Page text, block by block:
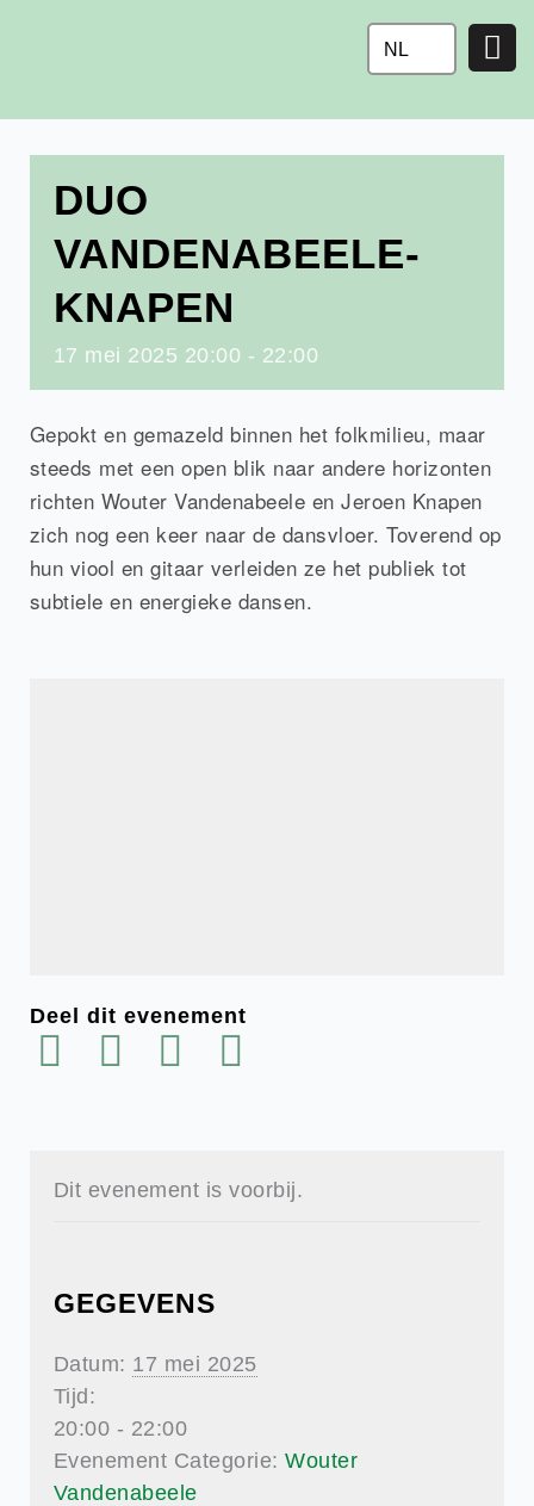
NL
DUO
VANDENABEELE-
KNAPEN
17 mei 2025 20:00 - 22:00
Gepokt en gemazeld binnen het folkmilieu, maar
steeds met een open blik naar andere horizonten
richten Wouter Vandenabeele en Jeroen Knapen
zich nog een keer naar de dansvloer. Toverend op
hun viool en gitaar verleiden ze het publiek tot
subtiele en energieke dansen.
Deel dit evenement
Dit evenement is voorbij.
GEGEVENS
Datum: 17 mei 2025
Tijd:
20:00 - 22:00
Evenement Categorie: Wouter
Vandenabeele